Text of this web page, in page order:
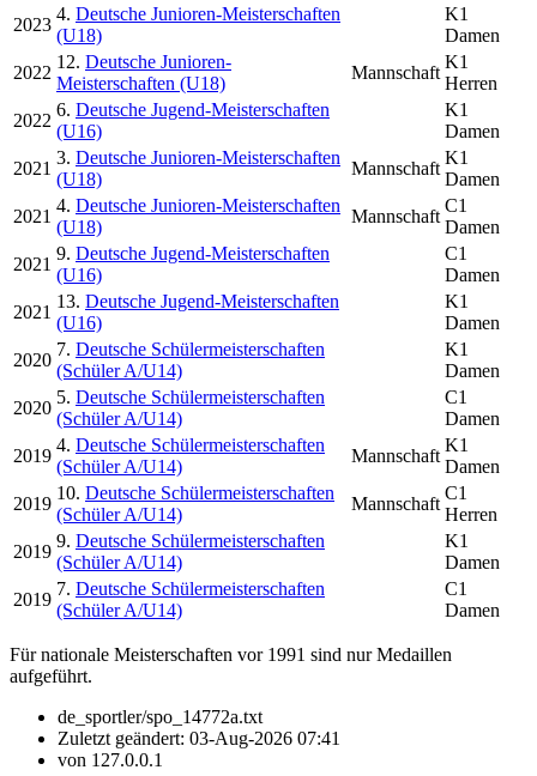
2023
4. Deutsche Junioren-Meisterschaften
(U18)
K1
Damen
2022
12. Deutsche Junioren-
Meisterschaften (U18)
Mannschaft
K1
Herren
2022
6. Deutsche Jugend-Meisterschaften
(U16)
K1
Damen
2021
3. Deutsche Junioren-Meisterschaften
(U18)
Mannschaft
K1
Damen
2021
4. Deutsche Junioren-Meisterschaften
(U18)
Mannschaft
C1
Damen
2021
9. Deutsche Jugend-Meisterschaften
(U16)
C1
Damen
2021
13. Deutsche Jugend-Meisterschaften
(U16)
K1
Damen
2020
7. Deutsche Schülermeisterschaften
(Schüler A/U14)
K1
Damen
2020
5. Deutsche Schülermeisterschaften
(Schüler A/U14)
C1
Damen
2019
4. Deutsche Schülermeisterschaften
(Schüler A/U14)
Mannschaft
K1
Damen
2019
10. Deutsche Schülermeisterschaften
(Schüler A/U14)
Mannschaft
C1
Herren
2019
9. Deutsche Schülermeisterschaften
(Schüler A/U14)
K1
Damen
2019
7. Deutsche Schülermeisterschaften
(Schüler A/U14)
C1
Damen
Für nationale Meisterschaften vor 1991 sind nur Medaillen
aufgeführt.
de_sportler/spo_14772a.txt
Zuletzt geändert: 03-Aug-2026 07:41
von 127.0.0.1